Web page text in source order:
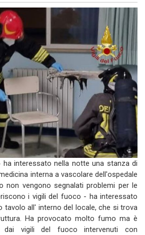
hainteressato nella notte una stanza di
interna a vascolare dell'ospedale
non vengono segnalati problemi per le
i vigili del fuoco - ha interessato
tavolo all' interno del locale, che si trova
Ha provocato molto fumo ma è
dai vigili del fuoco intervenuti
con